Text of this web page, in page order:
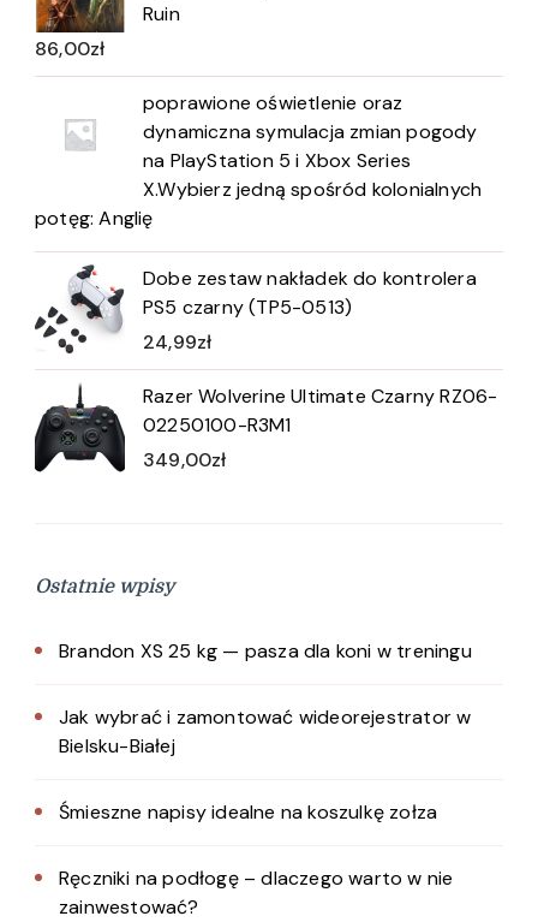
Ruin
86,00zł
poprawione oświetlenie oraz
dynamiczna symulacja zmian pogody
na PlayStation 5 i Xbox Series
X.Wybierz jedną spośród kolonialnych
potęg: Anglię
Dobe zestaw nakładek do kontrolera
PS5 czarny (TP5-0513)
24,99zł
Razer Wolverine Ultimate Czarny RZ06-
02250100-R3M1
349,00zł
Ostatnie wpisy
Brandon XS 25 kg — pasza dla koni w treningu
Jak wybrać i zamontować wideorejestrator w
Bielsku-Białej
Śmieszne napisy idealne na koszulkę zołza
Ręczniki na podłogę – dlaczego warto w nie
zainwestować?